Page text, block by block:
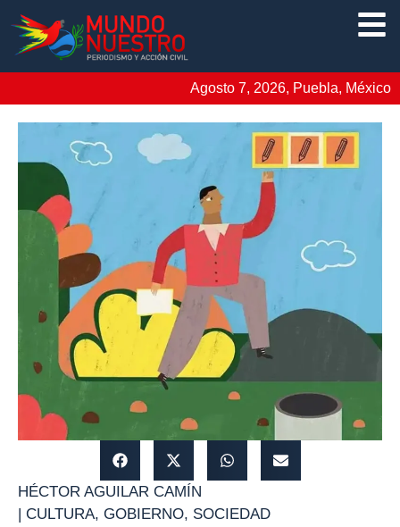
Agosto 7, 2026, Puebla, México
HÉCTOR AGUILAR CAMÍN
CULTURA, GOBIERNO, SOCIEDAD